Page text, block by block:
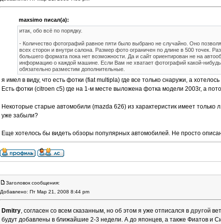
maxsimo писал(а):
итак, обо всё по порядку.
- Количество фотографий равное пяти было выбрано не случайно. Оно
всех сторон и внутри салона. Размер фото ограничен по длине в 500 точек.
большего формата пока нет возможности. Да и сайт ориентирован не на
информацию о каждой машине. Если Вам не хватает фотографий какой-
обязательно разместим дополнительные.
я имел в виду, что есть фотки (fiat multipla) где все только снаружи, а
Есть фотки (citroen c5) где на 1-м месте выложена фотка модели 2003г, а
Некоторые старые автомобили (mazda 626) из характеристик имеет только
уже забыли?
Еще хотелось бы видеть обзоры популярных автомобилей. Не просто
Заголовок сообщения:
Добавлено: Пт Мар 21, 2008 8:44 pm
Dmitry, согласен со всем сказанным, но об этом я уже отписался в другой
будут добавлены в ближайшие 2-3 недели. А до японцев, а также Фиатов и